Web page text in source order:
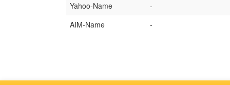
Yahoo-Name
-
AIM-Name
-